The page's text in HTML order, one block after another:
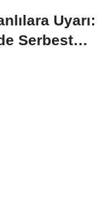
Uyarı:
Serbest